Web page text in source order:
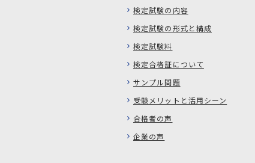
検定試験の内容
検定試験の形式と構成
検定試験料
検定合格証について
サンプル問題
受験メリットと活用シーン
合格者の声
企業の声